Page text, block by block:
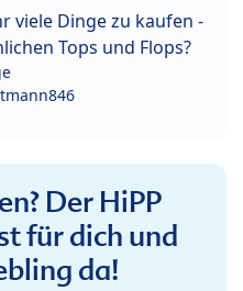
viele Dinge zu kaufen -
Tops und Flops?
Der HiPP
für dich und
da!